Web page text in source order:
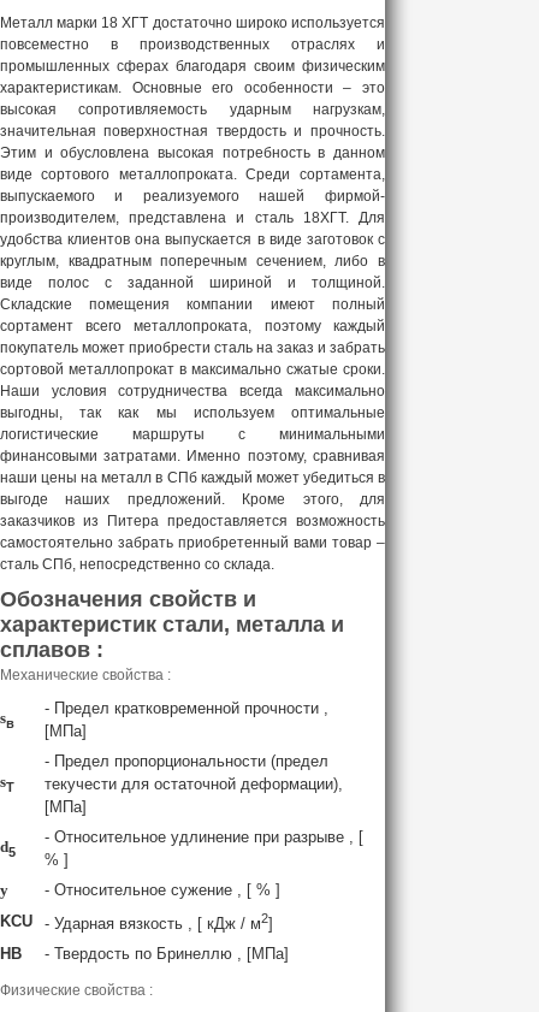
Металл марки 18 ХГТ достаточно широко используется
повсеместно в производственных отраслях и
промышленных сферах благодаря своим физическим
характеристикам. Основные его особенности – это
высокая сопротивляемость ударным нагрузкам,
значительная поверхностная твердость и прочность.
Этим и обусловлена высокая потребность в данном
виде сортового металлопроката. Среди сортамента,
выпускаемого и реализуемого нашей фирмой-
производителем, представлена и сталь 18ХГТ. Для
удобства клиентов она выпускается в виде заготовок с
круглым, квадратным поперечным сечением, либо в
виде полос с заданной шириной и толщиной.
Складские помещения компании имеют полный
сортамент всего металлопроката, поэтому каждый
покупатель может приобрести сталь на заказ и забрать
сортовой металлопрокат в максимально сжатые сроки.
Наши условия сотрудничества всегда максимально
выгодны, так как мы используем оптимальные
логистические маршруты с минимальными
финансовыми затратами. Именно поэтому, сравнивая
наши цены на металл в СПб каждый может убедиться в
выгоде наших предложений. Кроме этого, для
заказчиков из Питера предоставляется возможность
самостоятельно забрать приобретенный вами товар –
сталь СПб, непосредственно со склада.
Обозначения свойств и
характеристик стали, металла и
сплавов :
Механические свойства :
sв
- Предел кратковременной прочности ,
[МПа]
sT
- Предел пропорциональности (предел
текучести для остаточной деформации),
[МПа]
d5
- Относительное удлинение при разрыве , [
% ]
y
- Относительное сужение , [ % ]
KCU
- Ударная вязкость , [ кДж / м2]
HB
- Твердость по Бринеллю , [МПа]
Физические свойства :